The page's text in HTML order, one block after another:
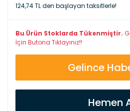
124,74 TL den başlayan taksitlerle!
Bu Ürün Stoklarda Tükenmiştir.
İçin Butona Tıklayınız!!
Gelince
Hemen